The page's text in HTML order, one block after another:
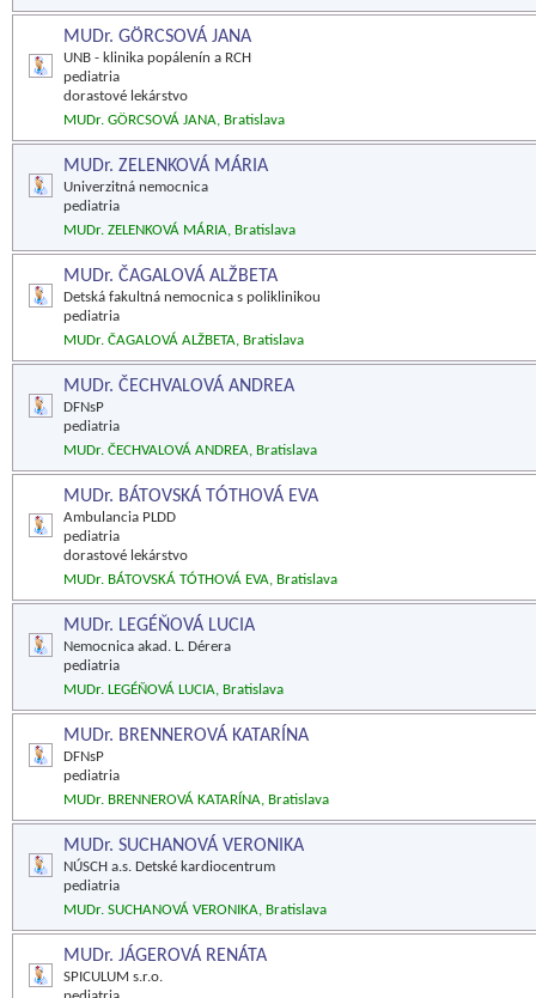
MUDr. GÖRCSOVÁ JANA
UNB - klinika popálenín a RCH
pediatria
dorastové lekárstvo
MUDr. GÖRCSOVÁ JANA, Bratislava
MUDr. ZELENKOVÁ MÁRIA
Univerzitná nemocnica
pediatria
MUDr. ZELENKOVÁ MÁRIA, Bratislava
MUDr. ČAGALOVÁ ALŽBETA
Detská fakultná nemocnica s poliklinikou
pediatria
MUDr. ČAGALOVÁ ALŽBETA, Bratislava
MUDr. ČECHVALOVÁ ANDREA
DFNsP
pediatria
MUDr. ČECHVALOVÁ ANDREA, Bratislava
MUDr. BÁTOVSKÁ TÓTHOVÁ EVA
Ambulancia PLDD
pediatria
dorastové lekárstvo
MUDr. BÁTOVSKÁ TÓTHOVÁ EVA, Bratislava
MUDr. LEGÉŇOVÁ LUCIA
Nemocnica akad. L. Dérera
pediatria
MUDr. LEGÉŇOVÁ LUCIA, Bratislava
MUDr. BRENNEROVÁ KATARÍNA
DFNsP
pediatria
MUDr. BRENNEROVÁ KATARÍNA, Bratislava
MUDr. SUCHANOVÁ VERONIKA
NÚSCH a.s. Detské kardiocentrum
pediatria
MUDr. SUCHANOVÁ VERONIKA, Bratislava
MUDr. JÁGEROVÁ RENÁTA
SPICULUM s.r.o.